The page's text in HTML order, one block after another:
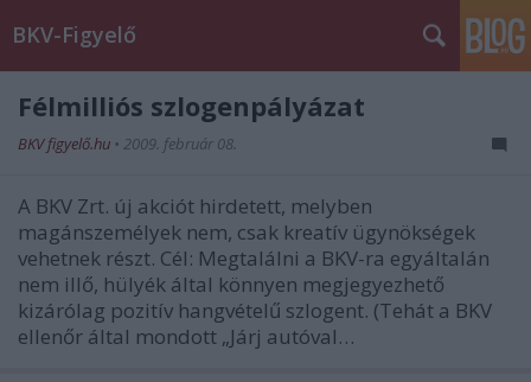
BKV-Figyelő
Félmilliós szlogenpályázat
BKV figyelő.hu • 2009. február 08.
A BKV Zrt. új akciót hirdetett, melyben
magánszemélyek nem, csak kreatív ügynökségek
vehetnek részt. Cél: Megtalálni a BKV-ra egyáltalán
nem illő, hülyék által könnyen megjegyezhető
kizárólag pozitív hangvételű szlogent. (Tehát a BKV
ellenőr által mondott „Járj autóval…